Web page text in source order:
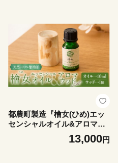
都農町製造『檜女(ひめ)エッ
センシャルオイル&アロマウ
ッドセット』檜 香り 天然 リ
ラックス 国産_T058-0065
13,000円